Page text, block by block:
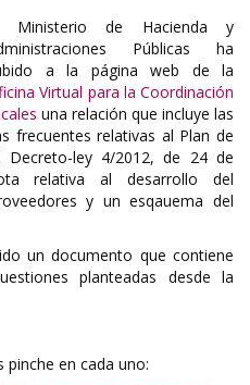
Ministerio de Hacienda y
Públicas ha
a la página web de la
Virtual para la Coordinación
una relación que incluye las
frecuentes relativas al Plan de
ley 4/2012, de 24 de
relativa al desarrollo del
y un esqauema del
un documento que contiene
planteadas desde la
en cada uno: